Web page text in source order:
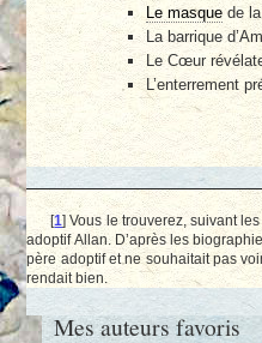
Le masquede la
La barrique
Le Cœur
L’enterrement
[1]Vous le trouverez, suivant
adoptif Allan. D’après les
père adoptif et ne souhaitait pas
rendait bien.
Mes auteurs favoris